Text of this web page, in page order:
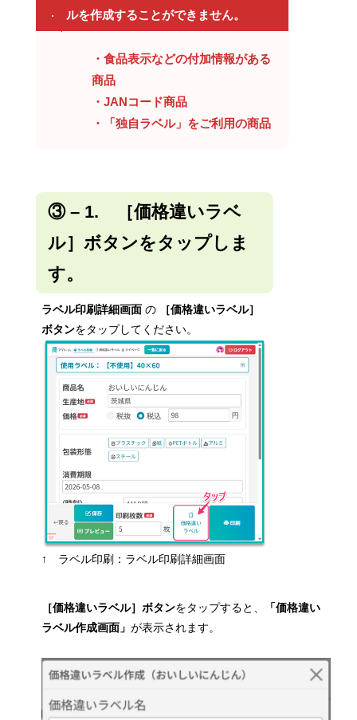
ルを作成することができません。
・食品表示などの付加情報がある
商品
・JANコード商品
・「独自ラベル」をご利用の商品
③ – 1. ［価格違いラベ
ル］ボタンをタップしま
す。
ラベル印刷詳細画面 の
［価格違いラベル］
ボタンをタップしてください。
↑ ラベル印刷：ラベル印刷詳細画面
［価格違いラベル］ボタンをタップすると、
「価格違い
ラベル作成画面」 が表示されます。